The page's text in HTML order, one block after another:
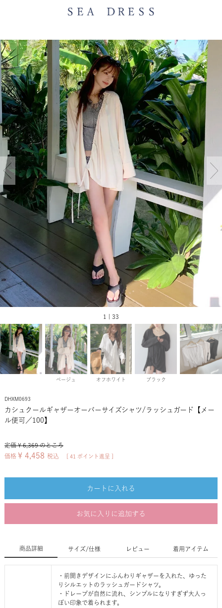
1 | 33
ベージュ オフホワイト ブラック
DHXM0693
カシュクールギャザーオーバーサイズシャツ/ラッシュガード【メー
ル便可／100】
定価 ¥ 6,369 のところ
価格 ¥ 4,458 税込 41 ポイント進呈 ]
カートに入れる
お気に入りに追加する
商品詳細 サイズ/仕様 レビュー 着用アイテム
・前開きデザインにふんわりギャザーを入れた、ゆった
りシルエットのラッシュガードシャツ。
・ドレープが自然に流れ、シンプルになりすぎず大人っ
ぽい印象で着られます。